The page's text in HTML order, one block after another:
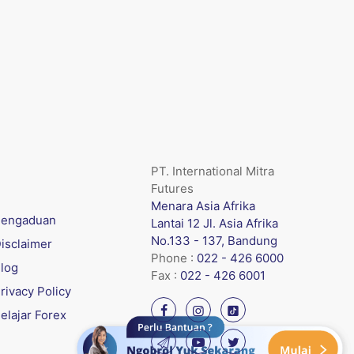
Policy
Forex
PT. International Mitra
Futures
Menara Asia Afrika
Lantai 12 Jl. Asia Afrika
No.133 - 137, Bandung
Phone : 022 - 426 6000
Fax : 022 - 426 6001